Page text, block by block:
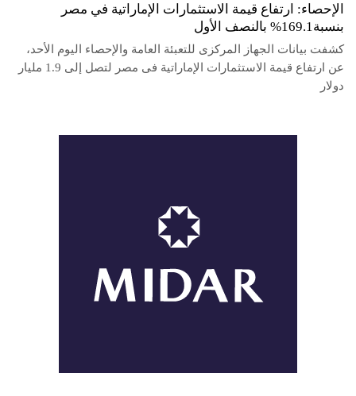
الإحصاء: ارتفاع قيمة الاستثمارات الإماراتية في مصر
بنسبة169.1% بالنصف الأول
كشفت بيانات الجهاز المركزى للتعبئة العامة والإحصاء اليوم الأحد،
عن ارتفاع قيمة الاستثمارات الإماراتية فى مصر لتصل إلى 1.9 مليار
دولار